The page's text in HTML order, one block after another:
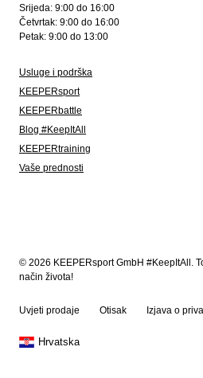
Srijeda: 9:00 do 16:00
Četvrtak: 9:00 do 16:00
Petak: 9:00 do 13:00
Usluge i podrška
KEEPERsport
KEEPERbattle
Blog #KeepItAll
KEEPERtraining
Vaše prednosti
© 2026 KEEPERsport GmbH #KeepItAll.
način života!
Uvjeti prodaje Otisak Izjava o
Hrvatska